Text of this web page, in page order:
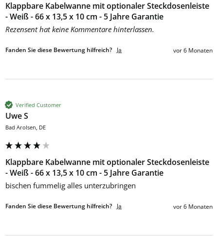
Klappbare Kabelwanne mit optionaler Steckdosenleiste
- Weiß - 66 x 13,5 x 10 cm - 5 Jahre Garantie
Rezensent hat keine Kommentare hinterlassen.
Fanden Sie diese Bewertung hilfreich? Ja vor 6 Monaten
Verified Customer
Uwe S
Bad Arolsen, DE
Klappbare Kabelwanne mit optionaler Steckdosenleiste
- Weiß - 66 x 13,5 x 10 cm - 5 Jahre Garantie
bischen fummelig alles unterzubringen
Fanden Sie diese Bewertung hilfreich? Ja vor 6 Monaten